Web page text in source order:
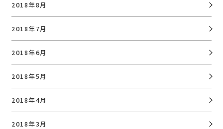
2018年8月
2018年7月
2018年6月
2018年5月
2018年4月
2018年3月